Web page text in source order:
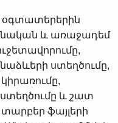
օգտատերերին
և առաջադեմ
ստեղծումը,
և շատ
ֆայլերի